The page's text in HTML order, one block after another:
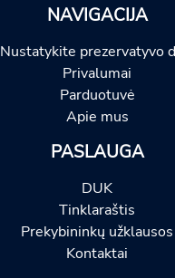
NAVIGACIJA
Nustatykite prezervatyvo
Privalumai
Parduotuvė
Apie mus
PASLAUGA
DUK
Tinklaraštis
Prekybininkų užklausos
Kontaktai